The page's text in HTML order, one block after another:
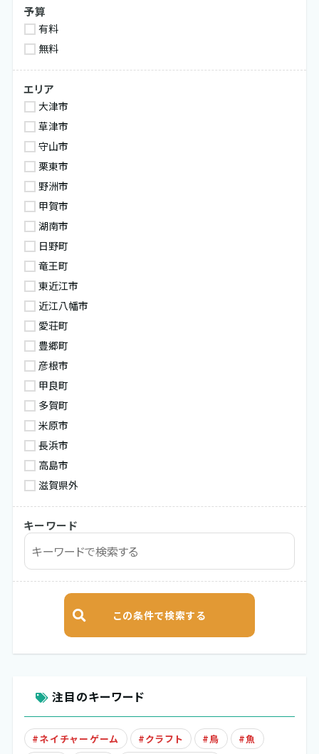
予算
有料
無料
エリア
大津市
草津市
守山市
栗東市
野洲市
甲賀市
湖南市
日野町
竜王町
東近江市
近江八幡市
愛荘町
豊郷町
彦根市
甲良町
多賀町
米原市
長浜市
高島市
滋賀県外
キーワード
注目のキーワード
ネイチャーゲーム クラフト 鳥
魚